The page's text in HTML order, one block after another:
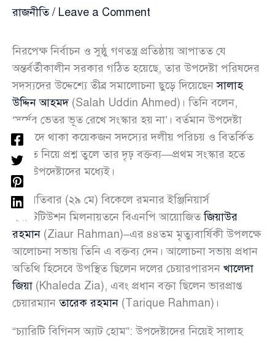
রাজনীতি/ Leave a Comment
নিরপেক্ষ নির্বাচন ও সুষ্ঠু গণতন্ত্র প্রতিষ্ঠায় আপাতত যে
অন্তর্বর্তীকালীন সরকার গঠিত হয়েছে, তার উপদেষ্টা পরিষদের
সদস্যদের উদ্দেশ্যে তীব্র সমালোচনা ছুড়ে দিয়েছেনসালাহ
উদ্দিন আহমদ(Salah Uddin Ahmed)। তিনি বলেন,
‘সর্ষের ভেতর ভূত রেখে সংস্কার হয় না’। বর্তমান উপদেষ্টা
পরিষদে থাকা কয়েকজন সদস্যের দলীয় পরিচয় ও বিতর্কিত
অতীত নিয়ে প্রশ্ন তুলে তার দৃঢ় বক্তব্য—প্রথম সংস্কার হতে
হবে উপদেষ্টাদের মধ্যেই।
বৃহস্পতিবার (২৯ মে) বিকেলে রমনার ইঞ্জিনিয়ার্স
ইনস্টিটিউশন মিলনায়তনে বিএনপি আয়োজিতজিয়াউর
রহমান (Ziaur Rahman)–এর ৪৪তম মৃত্যুবার্ষিকী উপলক্ষে
আলোচনা সভায় তিনি এ বক্তব্য দেন। আলোচনা সভায় প্রধান
অতিথি হিসেবে উপস্থিত ছিলেন দলের চেয়ারপারসন খালেদা
জিয়া (Khaleda Zia), এবং প্রধান বক্তা ছিলেন ভারপ্রাপ্ত
চেয়ারম্যানতারেক রহমান (Tarique Rahman)।
“চ্যারিটি বিগিনস অ্যাট হোম”: উপদেষ্টাদের নিয়েই সালাহ